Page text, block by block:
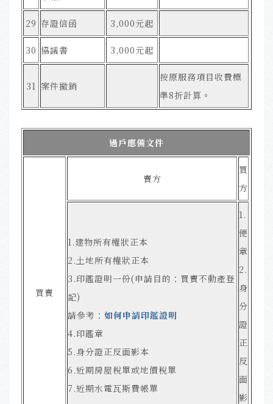
29 存證信函 3,000元起
30 協議書 3,000元起
31 案件撤銷
按原服務項目收費標
準8折計算 。
過戶應備文件
買賣
賣方
買
方
1.建物所有權狀正本
2.土地所有權狀正本
3.印鑑證明一份(申請目的：買賣不動產登
記)
請參考： 如何申請印鑑證明
4.印鑑章
5.身分證正反面影本
6.近期房屋稅單或地價稅單
7.近期水電瓦斯費帳單
1.
便
章
2.
身
分
證
正
反
面
影